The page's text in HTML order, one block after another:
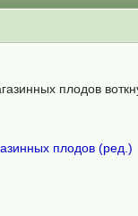
плодов
плодов (ред.)